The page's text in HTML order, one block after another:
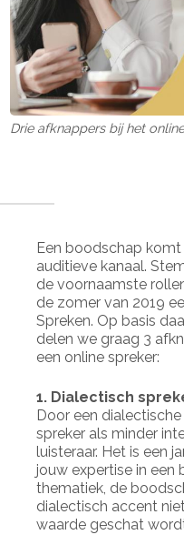
Drie afknappers bij het
Een boodschap komt
auditieve kanaal.
de voornaamste
de zomer van 2019
Spreken. Op basis
delen we graag 3
een online spreker:
1. Dialectisch
Door een
spreker als minder
luisteraar. Het is een
jouw expertise in een
thematiek, de
dialectisch accent
waarde geschat